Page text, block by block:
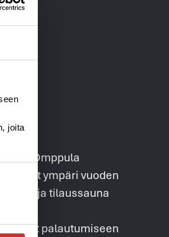
joita
Omppula
ympäri vuoden
ja tilaussauna
palautumiseen